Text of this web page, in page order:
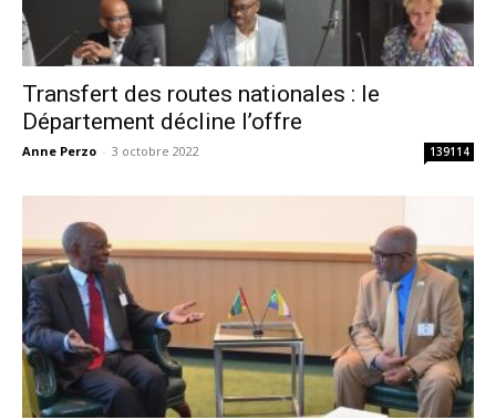
Transfert des routes nationales : le
Département décline l’offre
Anne Perzo - 3 octobre 2022 139114